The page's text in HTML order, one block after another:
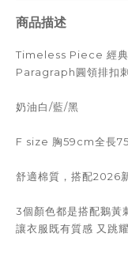
商品描述
Timeless Piece 經典
Paragraph圓領排扣
奶油白/藍/黑
F size 胸59cm全長
舒適棉質，搭配2026
3個顏色都是搭配鵝黃
讓衣服既有質感 又跳耀